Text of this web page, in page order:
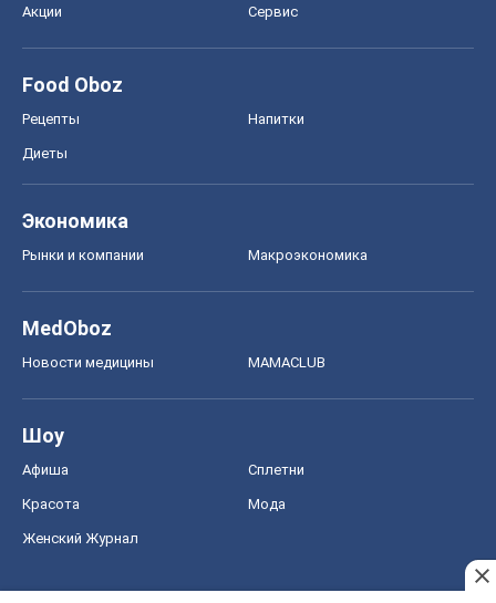
Акции Сервис
Food Oboz
Рецепты Напитки
Диеты
Экономика
Рынки и компании Mакроэкономика
MedOboz
Новости медицины MAMACLUB
Шоу
Афиша Сплетни
Красота Мода
Женский Журнал